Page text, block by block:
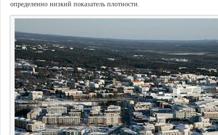
определенно низкий показатель плотности.